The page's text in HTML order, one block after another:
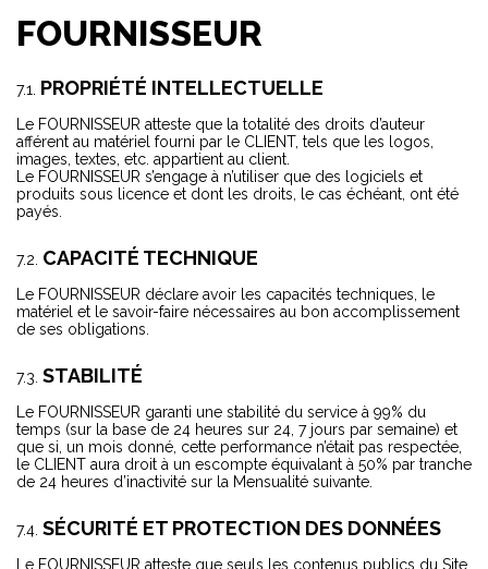
FOURNISSEUR
PROPRIÉTÉ INTELLECTUELLE
Le FOURNISSEUR atteste que la totalité des droits d’auteur
afférent au matériel fourni par le CLIENT, tels que les logos,
images, textes, etc. appartient au client.
Le FOURNISSEUR s’engage à n’utiliser que des logiciels et
produits sous licence et dont les droits, le cas échéant, ont été
payés.
CAPACITÉ TECHNIQUE
Le FOURNISSEUR déclare avoir les capacités techniques, le
matériel et le savoir-faire nécessaires au bon accomplissement
de ses obligations.
STABILITÉ
Le FOURNISSEUR garanti une stabilité du service à 99% du
temps (sur la base de 24 heures sur 24, 7 jours par semaine) et
que si, un mois donné, cette performance n’était pas respectée,
le CLIENT aura droit à un escompte équivalant à 50% par tranche
de 24 heures d’inactivité sur la Mensualité suivante.
SÉCURITÉ ET PROTECTION DES DONNÉES
Le FOURNISSEUR atteste que seuls les contenus publics du Site